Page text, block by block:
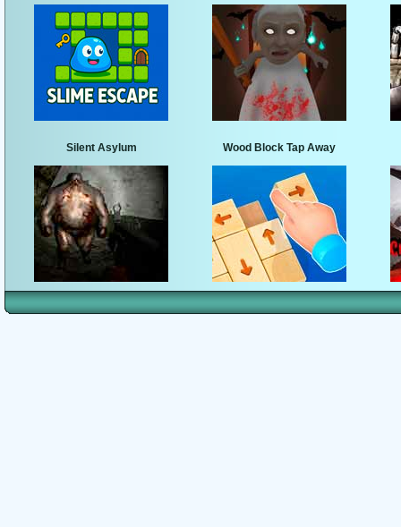
Silent Asylum Wood Block Tap Away